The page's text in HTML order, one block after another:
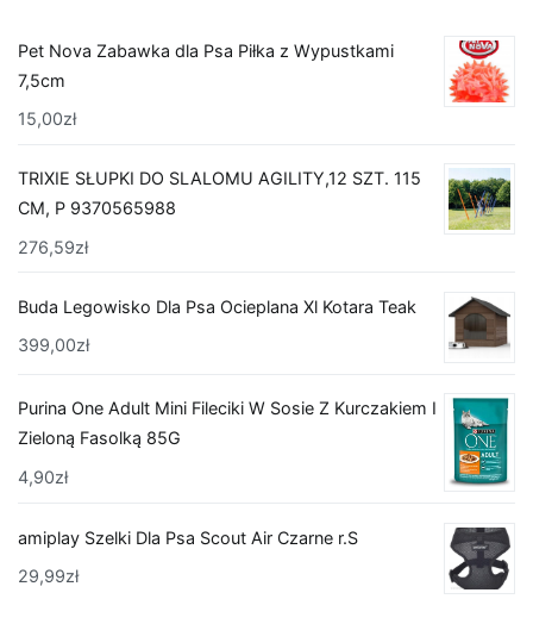
Pet Nova Zabawka dla Psa Piłka z Wypustkami
7,5cm
15,00zł
TRIXIE SŁUPKI DO SLALOMU AGILITY,12 SZT. 115
CM, P 9370565988
276,59zł
Buda Legowisko Dla Psa Ocieplana Xl Kotara Teak
399,00zł
Purina One Adult Mini Fileciki W Sosie Z Kurczakiem I
Zieloną Fasolką 85G
4,90zł
amiplay Szelki Dla Psa Scout Air Czarne r.S
29,99zł